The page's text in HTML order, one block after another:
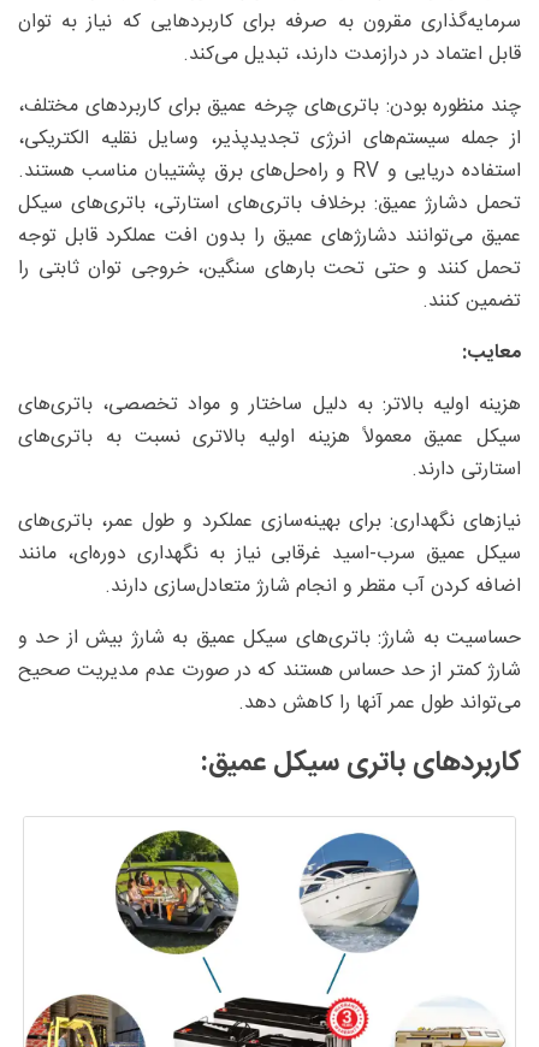
سرمایه‌گذاری مقرون به صرفه برای کاربردهایی که نیاز به توان
قابل اعتماد در درازمدت دارند، تبدیل می‌کند.
چند منظوره بودن: باتری‌های چرخه عمیق برای کاربردهای مختلف،
از جمله سیستم‌های انرژی تجدیدپذیر، وسایل نقلیه الکتریکی،
استفاده دریایی و RV و راه‌حل‌های برق پشتیبان مناسب هستند.
تحمل دشارژ عمیق: برخلاف باتری‌های استارتی، باتری‌های سیکل
عمیق می‌توانند دشارژهای عمیق را بدون افت عملکرد قابل توجه
تحمل کنند و حتی تحت بارهای سنگین، خروجی توان ثابتی را
تضمین کنند.
معایب:
هزینه اولیه بالاتر: به دلیل ساختار و مواد تخصصی، باتری‌های
سیکل عمیق معمولاً هزینه اولیه بالاتری نسبت به باتری‌های
استارتی دارند.
نیازهای نگهداری: برای بهینه‌سازی عملکرد و طول عمر، باتری‌های
سیکل عمیق سرب-اسید غرقابی نیاز به نگهداری دوره‌ای، مانند
اضافه کردن آب مقطر و انجام شارژ متعادل‌سازی دارند.
حساسیت به شارژ: باتری‌های سیکل عمیق به شارژ بیش از حد و
شارژ کمتر از حد حساس هستند که در صورت عدم مدیریت صحیح
می‌تواند طول عمر آنها را کاهش دهد.
کاربردهای باتری سیکل عمیق: